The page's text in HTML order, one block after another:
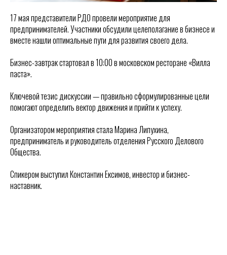
17 мая представители РДО провели мероприятие для
предпринимателей. Участники обсудили целеполагание в бизнесе и
вместе нашли оптимальные пути для развития своего дела.
Бизнес-завтрак стартовал в 10:00 в московском ресторане «Вилла
паста».
Ключевой тезис дискуссии — правильно сформулированные цели
помогают определить вектор движения и прийти к успеху.
Организатором мероприятия стала Марина Липухина,
предприниматель и руководитель отделения Русского Делового
Общества.
Спикером выступил Константин Ексимов, инвестор и бизнес-
наставник.